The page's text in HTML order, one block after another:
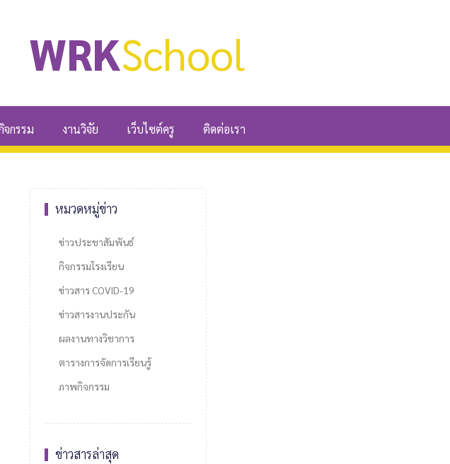
WRKSchool
กรรม งานวิจัย เว็บไซต์ครู ติดต่อเรา
หมวดหมู่ข่าว
ข่าวประชาสัมพันธ์
กิจกรรมโรงเรียน
ข่าวสาร COVID-19
ข่าวสารงานประกัน
ผลงานทางวิชาการ
ตารางการจัดการเรียนรู้
ภาพกิจกรรม
ข่าวสารล่าสุด